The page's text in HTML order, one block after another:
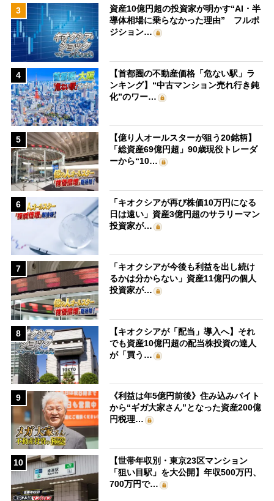
3
資産10億円超の投資家が明かす“AI・半
導体相場に乗らなかった理由” フルポ
ジション…
4
【首都圏の不動産価格「危ない駅」ラ
ンキング】“中古マンション売れ行き鈍
化”のワー…
5
【億り人オールスターが狙う20銘柄】
「総資産69億円超」90歳現役トレーダ
ーから“10…
6
「キオクシアが再び株価10万円になる
日は遠い」資産3億円超のサラリーマン
投資家が…
7
「キオクシアが今後も利益を出し続け
るかは分からない」資産11億円の個人
投資家が…
8
【キオクシアが「配当」導入へ】それ
でも資産10億円超の配当株投資の達人
が「買う…
9
《利益は年5億円前後》住み込みバイト
から“ギガ大家さん”となった資産200億
円税理…
10
【世帯年収別・東京23区マンション
「狙い目駅」を大公開】年収500万円、
700万円で…